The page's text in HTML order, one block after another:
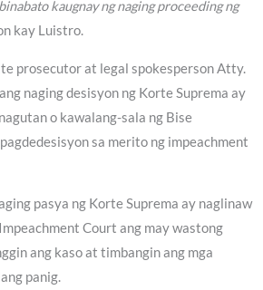
kaugnay ng naging proceeding ng
kay Luistro.
prosecutor at legal spokesperson Atty.
naging desisyon ng Korte Suprema ay
o kawalang-sala ng Bise
sa merito ng impeachment
pasya ng Korte Suprema ay naglinaw
Court ang may wastong
ang kaso at timbangin ang mga
panig.